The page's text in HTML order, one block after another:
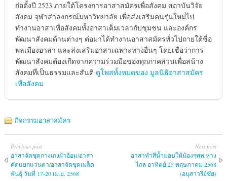
ก่อตั้งปี 2523 ภายใต้โครงการอาสาสมัครเพื่อสังคม สถาบันวิจัย
สังคม จุฬาส่าลงกรณ์มหาวิทยาลัย เพื่อส่งเสริมคนรุ่นใหม่่ไป
ทำงานอาสาเพื่อสังคมทั้งอาสาเต็มเวลากับชุมชน และองค์กร
พัฒนาสังคมด้านต่างๆ ต่อมาได้ทำงานอาสาสมัครทั่วไปถายใต้ชื่อ
พลเมืองอาสา และส่งเสริมอาสาเฉพาะทางอื่นๆ โดยเชื่อว่าการ
พัฒนาสังคมต้องเกืดจากความร่วมมือของทุกภาคส่วนเพื่อสน้าง
สังคมทึ่เป็นธรรมและสันติ ดูโพสทั้งหมดของ มูลนิธิอาสาสมัคร
เพื่อสังคม
กิจกรรมอาสาสมัคร
Previous post
อาสาจัดชุดกางเกงผ้าอ้อม/อาสา
คัดแยกแว่นตา/อาสาจัดชุดเมล็ด
พันธุ์ วันที่ 17-20 เม.ย. 2568
Next post
อาสาทำสีน้ำมอบให้น้องๆพท.ห่าง
ไกล อาทิตย์ 25 พฤษภาคม 2568
(อนุสาวรีย์ชัย)